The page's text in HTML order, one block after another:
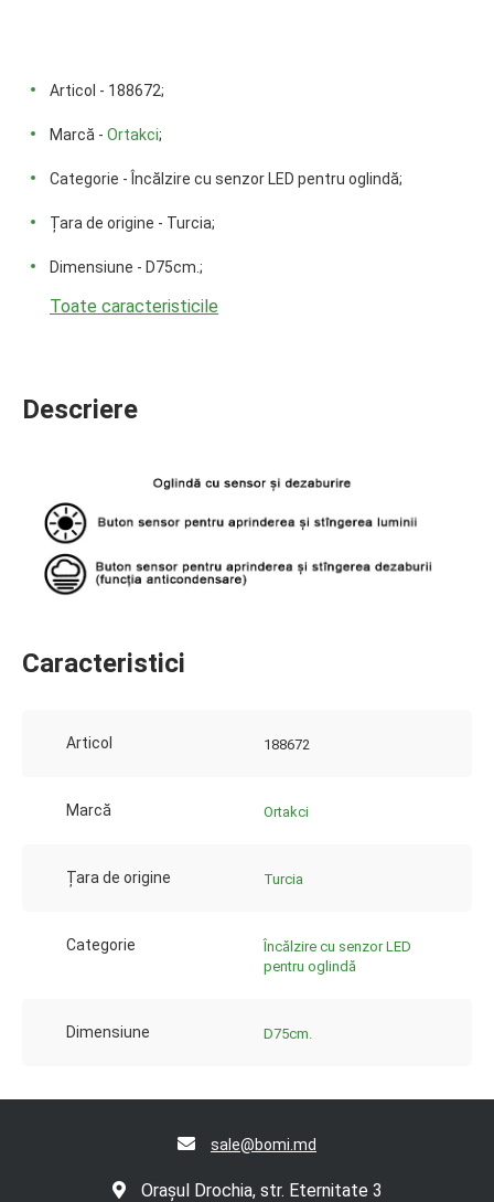
Articol - 188672;
Marcă - Ortakci;
Categorie - Încălzire cu senzor LED pentru oglindă;
Țara de origine - Turcia;
Dimensiune - D75cm.;
Toate caracteristicile
Descriere
Caracteristici
Articol 188672
Marcă Ortakci
Țara de origine Turcia
Categorie
Încălzire cu senzor LED
pentru oglindă
Dimensiune D75cm.
sale@bomi.md
Orașul Drochia, str. Eternitate 3